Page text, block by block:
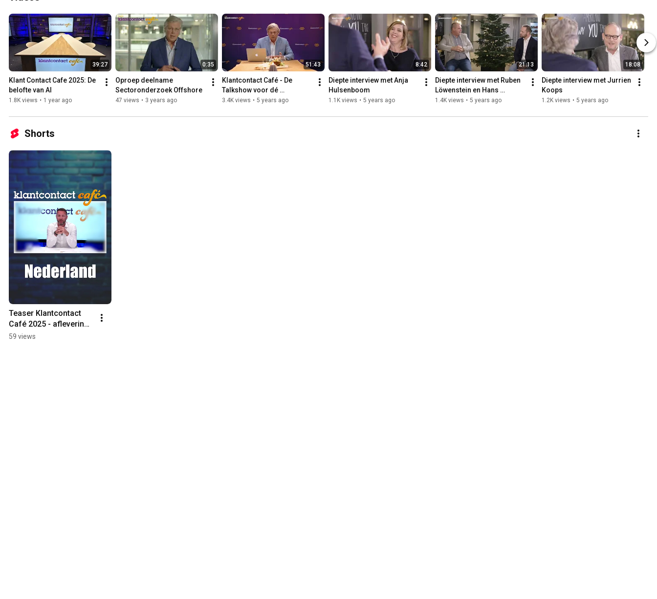
39:27
Klant Contact Cafe 2025: De
belofte van AI
1.8K views • 1 year ago
0:35
Oproep deelname
Sectoronderzoek Offshore
47 views • 3 years ago
51:43
Klantcontact Café - De
Talkshow voor dé
Klantcontact Professionals
3.4K views • 5 years ago
8:42
Diepte interview met Anja
Hulsenboom
1.1K views • 5 years ago
21:13
Diepte interview met Ruben
Löwenstein en Hans
Cleemput
1.4K views • 5 years ago
18:08
Diepte interview met Jurrien
Koops
1.2K views • 5 years ago
Shorts
Teaser Klantcontact
Café 2025 - aflevering
1
59 views